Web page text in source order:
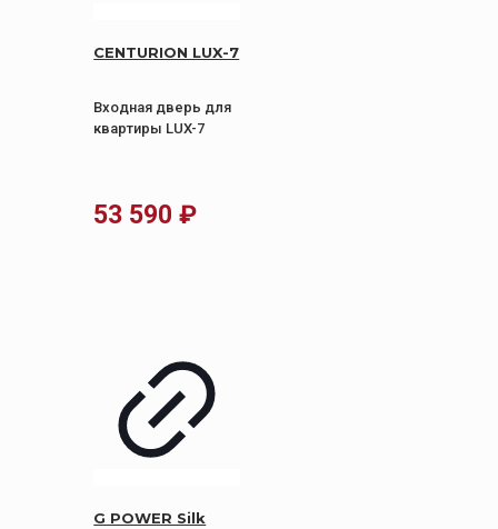
CENTURION LUX-7
Входная дверь для
квартиры LUX-7
53 590₽
G POWER Silk